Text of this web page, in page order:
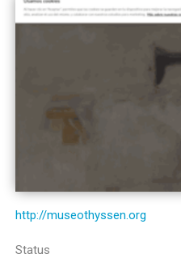
http://museothyssen.org
Status